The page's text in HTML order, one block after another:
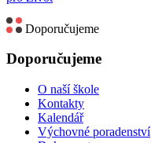
Doporučujeme
Doporučujeme
O naší škole
Kontakty
Kalendář
Výchovné poradenství